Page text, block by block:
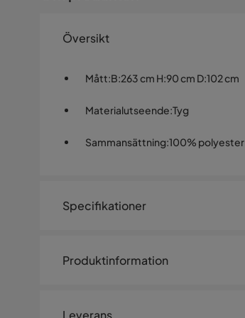
Översikt
Mått:B:263 cm H:90 cm D:102 cm
Materialutseende:Tyg
Sammansättning:100% polyester
Specifikationer
Storlek
Produktinformation
Leverans